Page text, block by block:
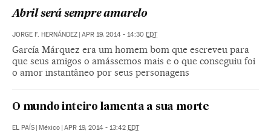
Abril será sempre amarelo
JORGE F. HERNÁNDEZ | APR 19, 2014 - 14:30 EDT
García Márquez era um homem bom que escreveu para
que seus amigos o amássemos mais e o que conseguiu foi
o amor instantâneo por seus personagens
O mundo inteiro lamenta a sua morte
EL PAÍS | México | APR 19, 2014 - 13:42 EDT